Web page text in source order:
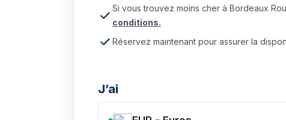
Si vous trouvez moins cher à Bordeaux
conditions.
Réservez maintenant pour assurer la
J’ai